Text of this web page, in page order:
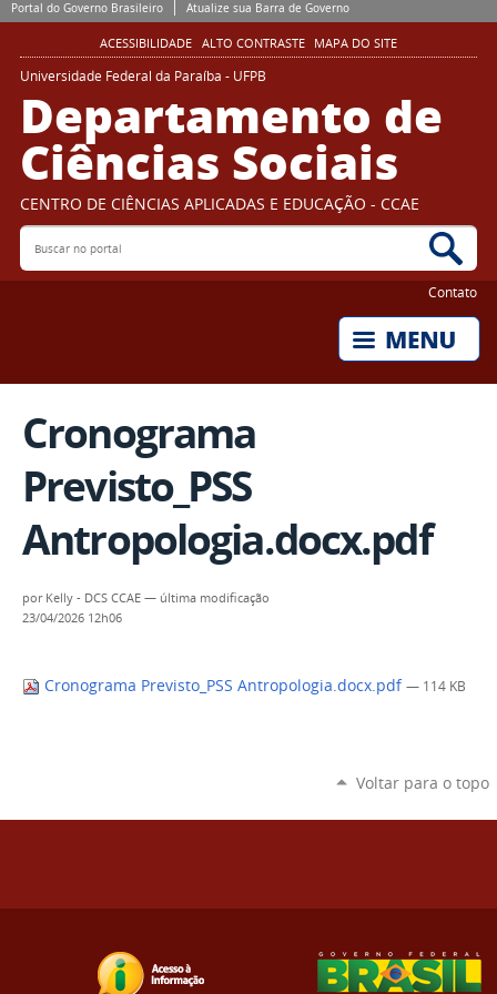
Portal do Governo Brasileiro Atualize sua Barra de Governo
ACESSIBILIDADE ALTO CONTRASTE MAPA DO SITE
Universidade Federal da Paraíba - UFPB
Departamento de
Ciências Sociais
CENTRO DE CIÊNCIAS APLICADAS E EDUCAÇÃO - CCAE
Buscar no portal
Contato
Cronograma
Previsto_PSS
Antropologia.docx.pdf
por Kelly - DCS CCAE — última modificação
23/04/2026 12h06
Cronograma Previsto_PSS Antropologia.docx.pdf — 114 KB
Voltar para o topo